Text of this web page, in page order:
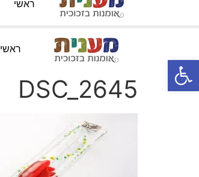
טלפון: 052-3767091
ראשי
ראשי
DSC_2645
פתח סרגל נגישות